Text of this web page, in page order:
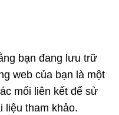
bạn đang lưu trữ
web của bạn là một
mối liên kết để sử
liệu tham khảo.